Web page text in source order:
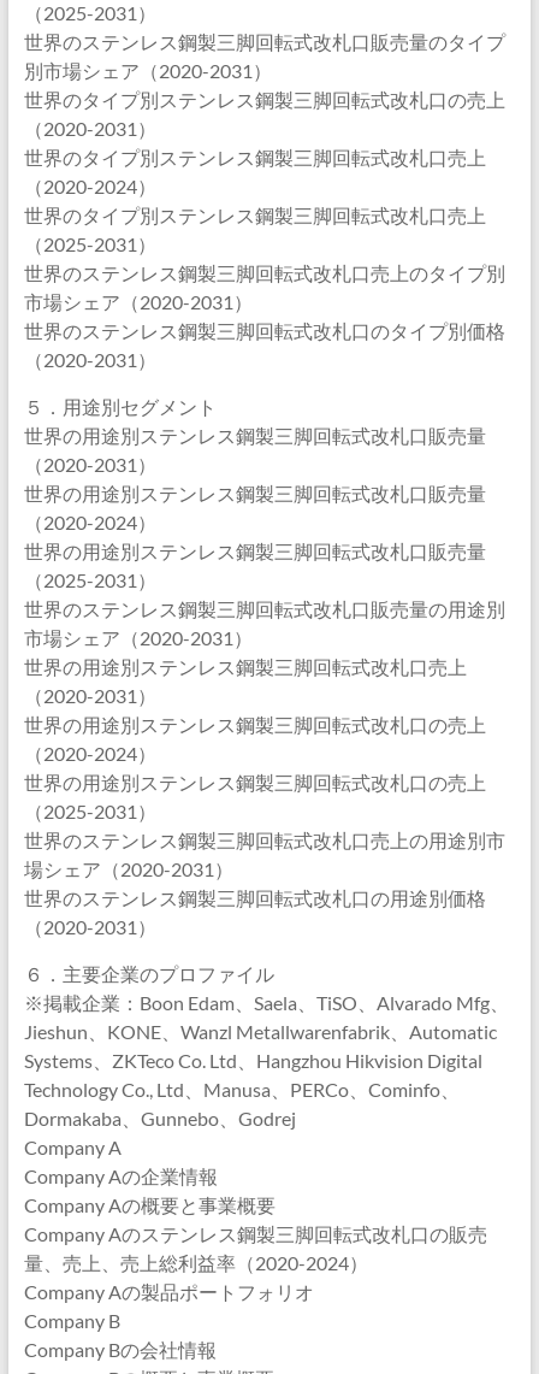
（2025-2031）
世界のステンレス鋼製三脚回転式改札口販売量のタイプ
別市場シェア（2020-2031）
世界のタイプ別ステンレス鋼製三脚回転式改札口の売上
（2020-2031）
世界のタイプ別ステンレス鋼製三脚回転式改札口売上
（2020-2024）
世界のタイプ別ステンレス鋼製三脚回転式改札口売上
（2025-2031）
世界のステンレス鋼製三脚回転式改札口売上のタイプ別
市場シェア（2020-2031）
世界のステンレス鋼製三脚回転式改札口のタイプ別価格
（2020-2031）
５．用途別セグメント
世界の用途別ステンレス鋼製三脚回転式改札口販売量
（2020-2031）
世界の用途別ステンレス鋼製三脚回転式改札口販売量
（2020-2024）
世界の用途別ステンレス鋼製三脚回転式改札口販売量
（2025-2031）
世界のステンレス鋼製三脚回転式改札口販売量の用途別
市場シェア（2020-2031）
世界の用途別ステンレス鋼製三脚回転式改札口売上
（2020-2031）
世界の用途別ステンレス鋼製三脚回転式改札口の売上
（2020-2024）
世界の用途別ステンレス鋼製三脚回転式改札口の売上
（2025-2031）
世界のステンレス鋼製三脚回転式改札口売上の用途別市
場シェア（2020-2031）
世界のステンレス鋼製三脚回転式改札口の用途別価格
（2020-2031）
６．主要企業のプロファイル
※掲載企業：Boon Edam、Saela、TiSO、Alvarado Mfg、
Jieshun、KONE、Wanzl Metallwarenfabrik、Automatic
Systems、ZKTeco Co. Ltd、Hangzhou Hikvision Digital
Technology Co., Ltd、Manusa、PERCo、Cominfo、
Dormakaba、Gunnebo、Godrej
Company A
Company Aの企業情報
Company Aの概要と事業概要
Company Aのステンレス鋼製三脚回転式改札口の販売
量、売上、売上総利益率（2020-2024）
Company Aの製品ポートフォリオ
Company B
Company Bの会社情報